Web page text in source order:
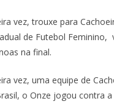
vez, trouxe para
de Futebol Feminino,
na final.
vez, uma equipe de
o Onze jogou contra